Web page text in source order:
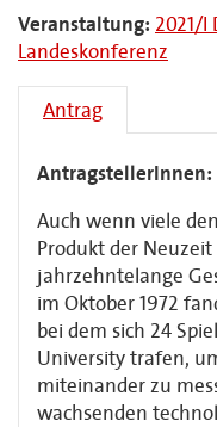
Veranstaltung: 2021/I
Landeskonferenz
Antrag
AntragstellerInnen:
Auch wenn viele
Produkt der
jahrzehntelange
im Oktober 1972
bei dem sich 24
University trafen,
miteinander zu
wachsenden